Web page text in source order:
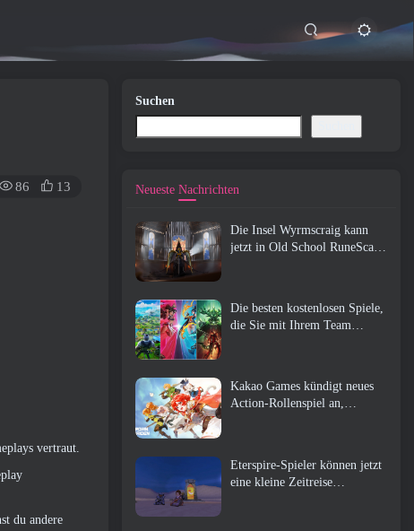
86 13
vertraut.
du andere
Suchen
Neueste Nachrichten
Die Insel Wyrmscraig kann
jetzt in Old School RuneScape
Die besten kostenlosen Spiele,
die Sie mit Ihrem Team
Kakao Games kündigt neues
Action-Rollenspiel an,
Eterspire-Spieler können jetzt
eine kleine Zeitreise